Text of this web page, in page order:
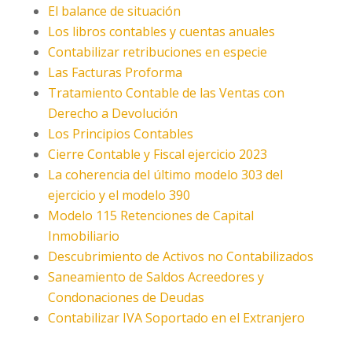
El balance de situación
Los libros contables y cuentas anuales
Contabilizar retribuciones en especie
Las Facturas Proforma
Tratamiento Contable de las Ventas con
Derecho a Devolución
Los Principios Contables
Cierre Contable y Fiscal ejercicio 2023
La coherencia del último modelo 303 del
ejercicio y el modelo 390
Modelo 115 Retenciones de Capital
Inmobiliario
Descubrimiento de Activos no Contabilizados
Saneamiento de Saldos Acreedores y
Condonaciones de Deudas
Contabilizar IVA Soportado en el Extranjero